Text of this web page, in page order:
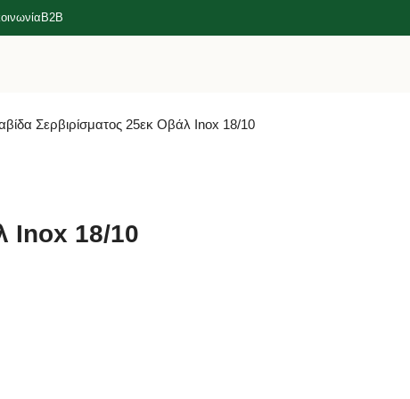
B2B
Σερβιρίσματος 25εκ Οβάλ Inox 18/10
Inox 18/10